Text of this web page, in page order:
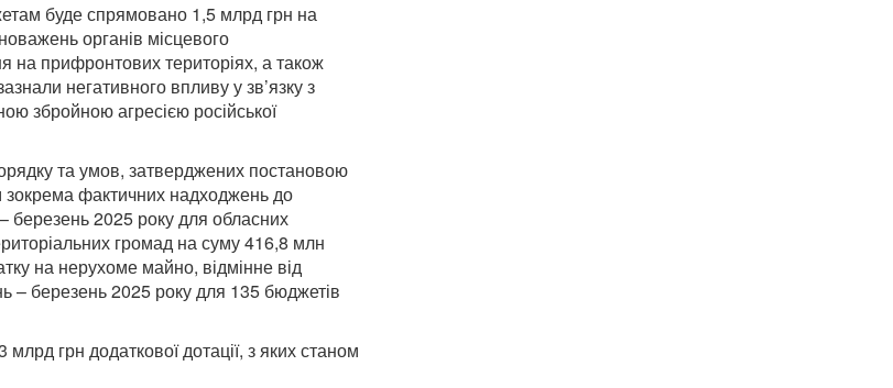
буде спрямовано 1,5 млрд грн на
органів місцевого
на прифронтових територіях, а також
негативного впливу у зв’язку з
збройною агресією російської
та умов, затверджених постановою
зокрема фактичних надходжень до
березень 2025 року для обласних
громад на суму 416,8 млн
на нерухоме майно, відмінне від
– березень 2025 року для 135 бюджетів
грн додаткової дотації, з яких станом